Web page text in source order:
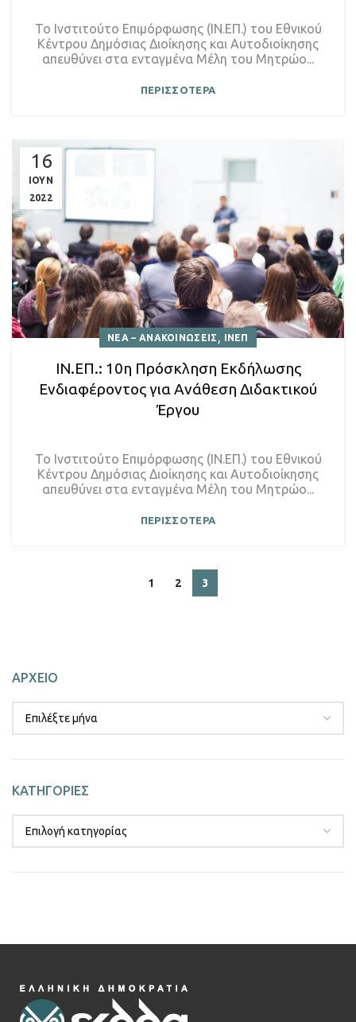
Το Ινστιτούτο Επιμόρφωσης (ΙΝ.ΕΠ.) του Εθνικού
Κέντρου Δημόσιας Διοίκησης και Αυτοδιοίκησης
απευθύνει στα ενταγμένα Μέλη του Μητρώο...
ΠΕΡΙΣΣΟΤΕΡΑ
16
ΙΟΥΝ
2022
ΝΕΑ – ΑΝΑΚΟΙΝΩΣΕΙΣ , ΙΝΕΠ
ΙΝ.ΕΠ.: 10η Πρόσκληση Εκδήλωσης
Ενδιαφέροντος για Ανάθεση Διδακτικού
Έργου
Το Ινστιτούτο Επιμόρφωσης (ΙΝ.ΕΠ.) του Εθνικού
Κέντρου Δημόσιας Διοίκησης και Αυτοδιοίκησης
απευθύνει στα ενταγμένα Μέλη του Μητρώο...
ΠΕΡΙΣΣΟΤΕΡΑ
1 2 3
ΑΡΧΕΙΟ
ΚΑΤΗΓΟΡΙΕΣ